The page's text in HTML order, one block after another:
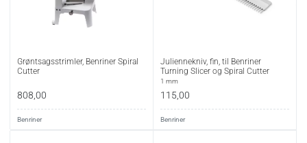
Grøntsagsstrimler, Benriner Spiral
Cutter
808,00
Benriner
Juliennekniv, fin, til Benriner
Turning Slicer og Spiral Cutter
1 mm
115,00
Benriner